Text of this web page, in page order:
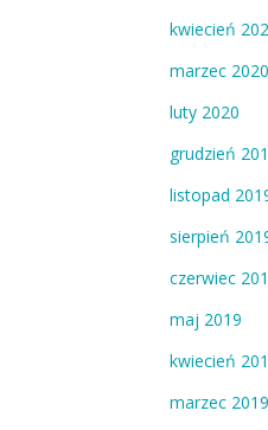
kwiecień
marzec 2020
luty 2020
grudzień
listopad
sierpień
czerwiec
maj 2019
kwiecień
marzec 2019